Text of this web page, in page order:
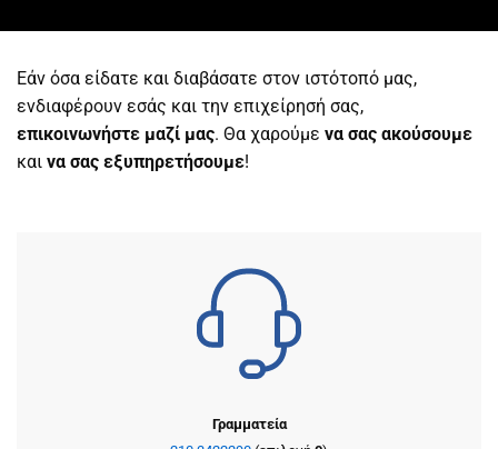
Εάν όσα είδατε και διαβάσατε στον ιστότοπό μας,
ενδιαφέρουν εσάς και την επιχείρησή σας,
επικοινωνήστε μαζί μας. Θα χαρούμε να σας ακούσουμε
και να σας εξυπηρετήσουμε!
Γραμματεία